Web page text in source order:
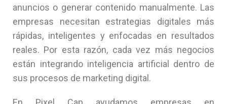
anuncios o generar contenido manualmente. Las
empresas necesitan estrategias digitales más
rápidas, inteligentes y enfocadas en resultados
reales. Por esta razón, cada vez más negocios
están integrando inteligencia artificial dentro de
sus procesos de marketing digital.